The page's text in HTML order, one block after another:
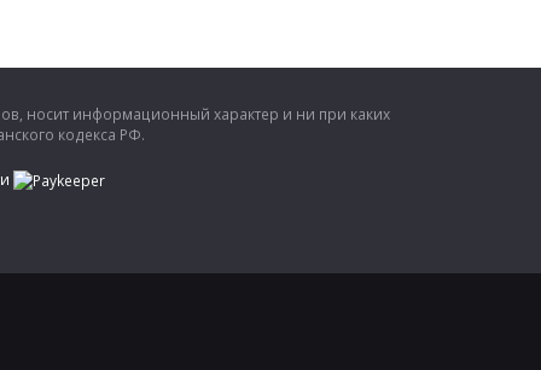
носит информационный характер и ни при каких
кодекса РФ.